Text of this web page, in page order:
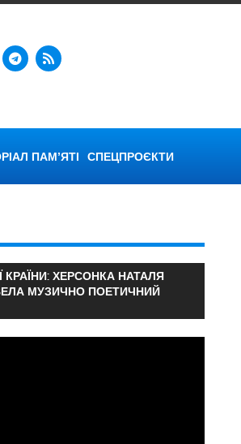
ПАМ’ЯТІ СПЕЦПРОЄКТИ
КРАЇНИ: ХЕРСОНКА НАТАЛЯ
МУЗИЧНО ПОЕТИЧНИЙ